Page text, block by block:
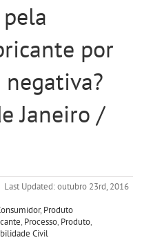
por
Janeiro /
Last Updated: outubro 23rd, 2016
, Produto
, Processo, Produto,
Civil